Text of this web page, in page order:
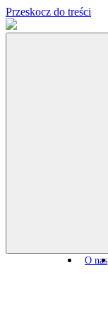
Przeskocz do treści
O nas